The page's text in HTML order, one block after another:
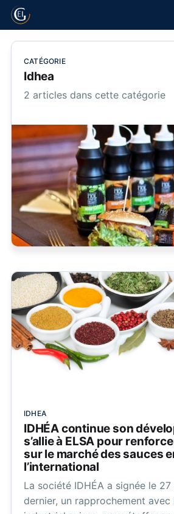
CATÉGORIE
Idhea
2 articles dans cette catégorie
IDHEA
IDHÉA continue son
s’allie à ELSA pour
sur le marché des sauces
l’international
La société IDHÉA a signée le
dernier, un rapprochement avec